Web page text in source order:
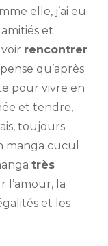
elle, j’ai eu
et
rencontrer
qu’après
pour vivre en
et tendre,
toujours
manga cucul
très
l’amour, la
et les